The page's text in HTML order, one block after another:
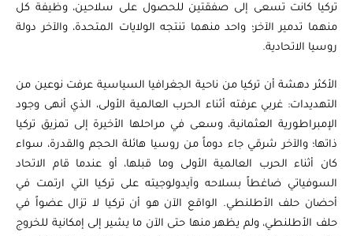
تركيا كانت تسعى إلى صفقتين للحصول على سلاحين، وظيفة كل
منهما تدمير الآخر؛ واحد منهما تنتجه الولايات المتحدة، والآخر دولة
روسيا الاتحادية.
الأكثر دهشة أن تركيا من ناحية الجغرافيا السياسية عرفت نوعين من
التهديدات: غربي عرفته أثناء الحرب العالمية الأولى، الذي أنهى وجود
الإمبراطورية العثمانية، وسعى في مراحلها الأخيرة إلى تمزيق تركيا
ذاتها؛ والآخر شرقي جاء دوماً من روسيا هائلة الحجم والقدرة، سواء
كان أثناء الحرب العالمية الأولى وما قبلها، أو عندما قام الاتحاد
السوفياتي ضاغطاً بسلاحه وآيدولوجيته على تركيا التي ارتمت في
أحضان حلف الأطلنطي. الواقع الآن هو أن تركيا لا تزال عضواً في
حلف الأطلنطي، ولم يظهر منها حتى الآن ما يشير إلى إمكانية للخروج